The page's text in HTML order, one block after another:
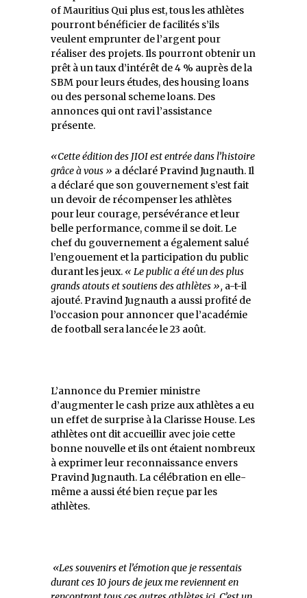
of Mauritius Qui plus est, tous les athlètes
pourront bénéficier de facilités s’ils
veulent emprunter de l’argent pour
réaliser des projets. Ils pourront obtenir un
prêt à un taux d’intérêt de 4 % auprès de la
SBM pour leurs études, des housing loans
ou des personal scheme loans. Des
annonces qui ont ravi l’assistance
présente.
«Cette édition des JIOI est entrée dans l’histoire
grâce à vous » a déclaré Pravind Jugnauth. Il
a déclaré que son gouvernement s’est fait
un devoir de récompenser les athlètes
pour leur courage, persévérance et leur
belle performance, comme il se doit. Le
chef du gouvernement a également salué
l’engouement et la participation du public
durant les jeux. « Le public a été un des plus
grands atouts et soutiens des athlètes », a-t-il
ajouté. Pravind Jugnauth a aussi profité de
l’occasion pour annoncer que l’académie
de football sera lancée le 23 août.
L’annonce du Premier ministre
d’augmenter le cash prize aux athlètes a eu
un effet de surprise à la Clarisse House. Les
athlètes ont dit accueillir avec joie cette
bonne nouvelle et ils ont étaient nombreux
à exprimer leur reconnaissance envers
Pravind Jugnauth. La célébration en elle-
même a aussi été bien reçue par les
athlètes.
«Les souvenirs et l’émotion que je ressentais
durant ces 10 jours de jeux me reviennent en